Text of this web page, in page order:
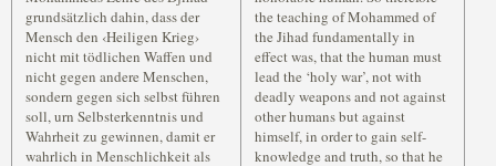
grundsätzlich dahin, dass der
Mensch den ‹Heiligen Krieg›
nicht mit tödlichen Waffen und
nicht gegen andere Menschen,
sondern gegen sich selbst führen
soll, urn Selbsterkenntnis und
Wahrheit zu gewinnen, damit er
wahrlich in Menschlichkeit als
the teaching of Mohammed of
the Jihad fundamentally in
effect was, that the human must
lead the ‘holy war’, not with
deadly weapons and not against
other humans but against
himself, in order to gain self-
knowledge and truth, so that he